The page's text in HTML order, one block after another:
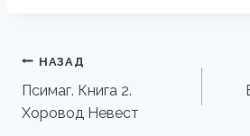
Навигация
по
записям
НАЗАД
Псимаг. Книга 2.
Хоровод Невест